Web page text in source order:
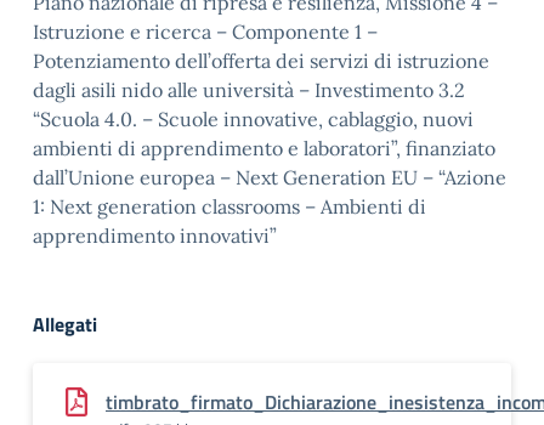
Istruzione e ricerca – Componente 1 –
Potenziamento dell’offerta dei servizi di istruzione
dagli asili nido alle università – Investimento 3.2
“Scuola 4.0. – Scuole innovative, cablaggio, nuovi
ambienti di apprendimento e laboratori”, finanziato
dall’Unione europea – Next Generation EU – “Azione
1: Next generation classrooms – Ambienti di
apprendimento innovativi”
Allegati